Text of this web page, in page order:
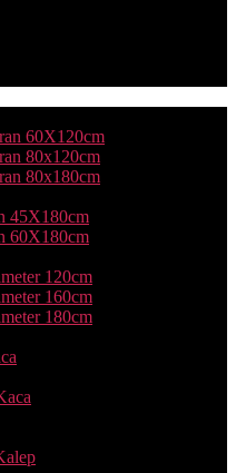
60X120cm
80x120cm
80x180cm
45X180cm
60X180cm
120cm
160cm
180cm